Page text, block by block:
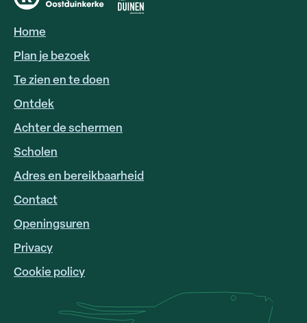
HOOFDNAVIGATIE
Home
Plan je bezoek
Te zien en te doen
Ontdek
Achter de schermen
Scholen
FOOTER
LINKS
Adres en bereikbaarheid
Contact
Openingsuren
Privacy
Cookie policy